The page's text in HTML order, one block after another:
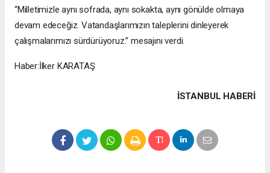
“Milletimizle aynı sofrada, aynı sokakta, aynı gönülde olmaya
devam edeceğiz. Vatandaşlarımızın taleplerini dinleyerek
çalışmalarımızı sürdürüyoruz.” mesajını verdi.
Haber:İlker KARATAŞ
İSTANBUL HABERİ